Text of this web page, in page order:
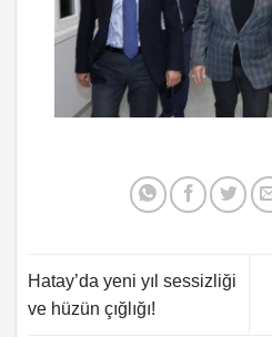
Hatay’da yeni yıl sessizliği
ve hüzün çığlığı!